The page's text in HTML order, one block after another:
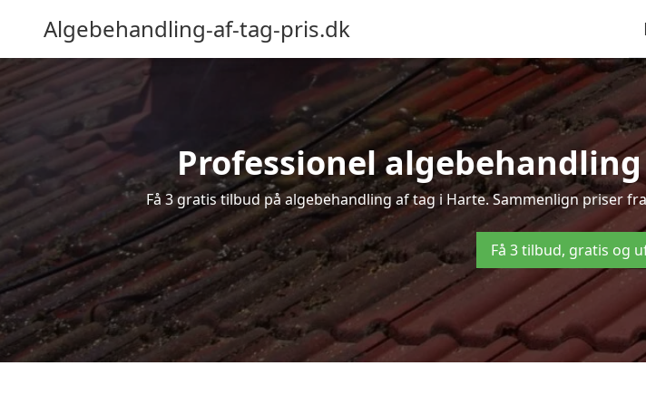
Algebehandling-af-tag-pris.dk
Professionel
Få 3 gratis tilbud på algebehandling af tag i Harte. Sammenlign priser
Få 3 tilbud, gratis og